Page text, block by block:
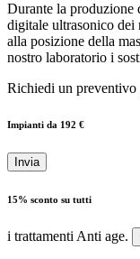
Durante la produzione
digitale ultrasonico
alla posizione della
nostro laboratorio i
Richiedi un preventivo
Impianti da 192 €
Invia
15% sconto su tutti
i trattamenti Anti age.